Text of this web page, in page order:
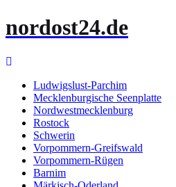
Inhalt
nordost24.de
Ludwigslust-Parchim
Mecklenburgische Seenplatte
Nordwestmecklenburg
Rostock
Schwerin
Vorpommern-Greifswald
Vorpommern-Rügen
Barnim